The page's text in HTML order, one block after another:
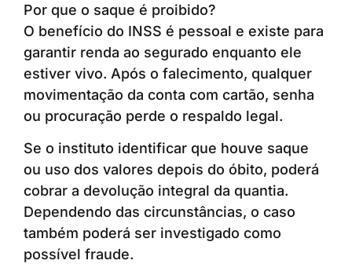
Por que o saque é proibido?
O benefício do INSS é pessoal e existe para
garantir renda ao segurado enquanto ele
estiver vivo. Após o falecimento, qualquer
movimentação da conta com cartão, senha
ou procuração perde o respaldo legal.
Se o instituto identificar que houve saque
ou uso dos valores depois do óbito, poderá
cobrar a devolução integral da quantia.
Dependendo das circunstâncias, o caso
também poderá ser investigado como
possível fraude.